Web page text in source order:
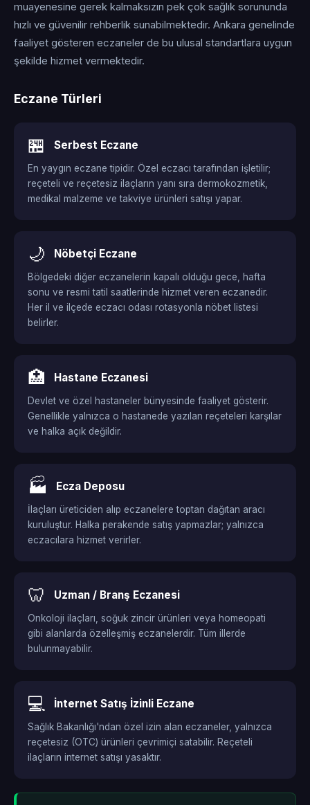
muayenesine gerek kalmaksızın pek çok sağlık sorununda
hızlı ve güvenilir rehberlik sunabilmektedir. Ankara genelinde
faaliyet gösteren eczaneler de bu ulusal standartlara uygun
şekilde hizmet vermektedir.
Eczane Türleri
🏪 Serbest Eczane
En yaygın eczane tipidir. Özel eczacı tarafından işletilir;
reçeteli ve reçetesiz ilaçların yanı sıra dermokozmetik,
medikal malzeme ve takviye ürünleri satışı yapar.
🌙 Nöbetçi Eczane
Bölgedeki diğer eczanelerin kapalı olduğu gece, hafta
sonu ve resmi tatil saatlerinde hizmet veren eczanedir.
Her il ve ilçede eczacı odası rotasyonla nöbet listesi
belirler.
🏥 Hastane Eczanesi
Devlet ve özel hastaneler bünyesinde faaliyet gösterir.
Genellikle yalnızca o hastanede yazılan reçeteleri karşılar
ve halka açık değildir.
🏭 Ecza Deposu
İlaçları üreticiden alıp eczanelere toptan dağıtan aracı
kuruluştur. Halka perakende satış yapmazlar; yalnızca
eczacılara hizmet verirler.
🦷 Uzman / Branş Eczanesi
Onkoloji ilaçları, soğuk zincir ürünleri veya homeopati
gibi alanlarda özelleşmiş eczanelerdir. Tüm illerde
bulunmayabilir.
💻 İnternet Satış İzinli Eczane
Sağlık Bakanlığı'ndan özel izin alan eczaneler, yalnızca
reçetesiz (OTC) ürünleri çevrimiçi satabilir. Reçeteli
ilaçların internet satışı yasaktır.